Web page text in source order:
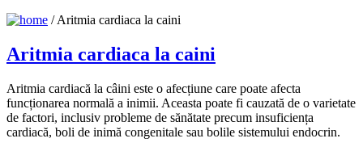
/Aritmia cardiaca la caini
Aritmia cardiaca la caini
Aritmia cardiacă la câini este o afecțiune care poate afecta
funcționarea normală a inimii. Aceasta poate fi cauzată de o varietate
de factori, inclusiv probleme de sănătate precum insuficiența
cardiacă, boli de inimă congenitale sau bolile sistemului endocrin.